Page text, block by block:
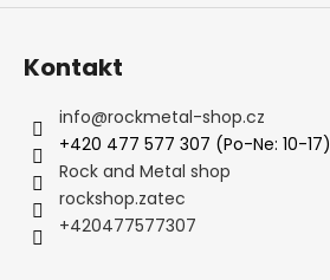
Kontakt
info@rockmetal-shop.cz
+420 477 577 307 (Po-Ne: 10-17)
Rock and Metal shop
rockshop.zatec
+420477577307